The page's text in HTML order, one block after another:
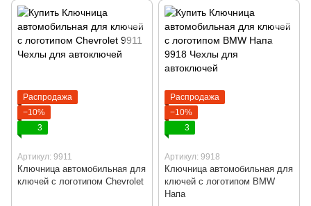
Распродажа
−10%
3
Артикул: 9911
Ключница автомобильная для
ключей с логотипом Chevrolet
Распродажа
−10%
3
Артикул: 9918
Ключница автомобильная для
ключей с логотипом BMW
Напа